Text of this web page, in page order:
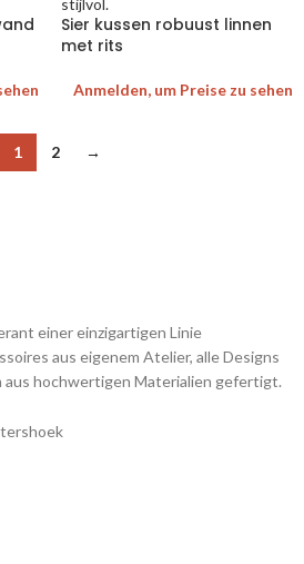
Sier kussen robuust linnen
met rits
Anmelden, um Preise zu sehen
1 2 →
einer einzigartigen Linie
aus eigenem Atelier, alle Designs
aus hochwertigen Materialien gefertigt.